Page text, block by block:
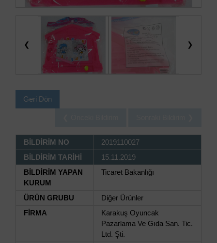
❮ ❯
Geri Dön
BİLDİRİM NO
2019110027
BİLDİRİM TARİHİ
15.11.2019
BİLDİRİM YAPAN
KURUM
Ticaret Bakanlığı
ÜRÜN GRUBU
Diğer Ürünler
FİRMA
Karakuş Oyuncak
Pazarlama Ve Gıda San. Tic.
Ltd. Şti.